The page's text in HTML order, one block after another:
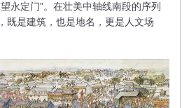
定门”。在壮美中轴线南段的序列
既是建筑，也是地名，更是人文场